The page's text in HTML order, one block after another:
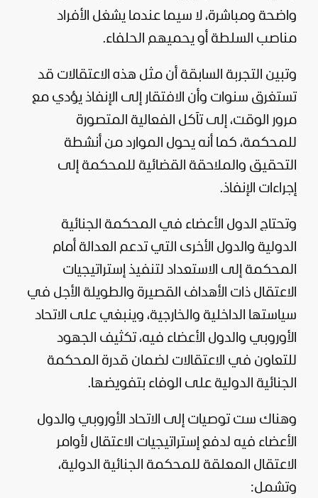
واضحة ومباشرة، لا سيما عندما يشغل الأفراد
مناصب السلطة أو يحميهم الحلفاء.
وتبين التجربة السابقة أن مثل هذه الاعتقالات قد
تستغرق سنوات وأن الافتقار إلى الإنفاذ يؤدي مع
مرور الوقت، إلى تآكل الفعالية المتصورة
للمحكمة، كما أنه يحول الموارد من أنشطة
التحقيق والملاحقة القضائية للمحكمة إلى
إجراءات الإنفاذ.
وتحتاج الدول الأعضاء في المحكمة الجنائية
الدولية والدول الأخرى التي تدعم العدالة أمام
المحكمة إلى الاستعداد لتنفيذ إستراتيجيات
الاعتقال ذات الأهداف القصيرة والطويلة الأجل في
سياستها الداخلية والخارجية، وينبغي على الاتحاد
الأوروبي والدول الأعضاء فيه، تكثيف الجهود
للتعاون في الاعتقالات لضمان قدرة المحكمة
الجنائية الدولية على الوفاء بتفويضها.
وهناك ست توصيات إلى الاتحاد الأوروبي والدول
الأعضاء فيه لدفع إستراتيجيات الاعتقال لأوامر
الاعتقال المعلقة للمحكمة الجنائية الدولية،
وتشمل: